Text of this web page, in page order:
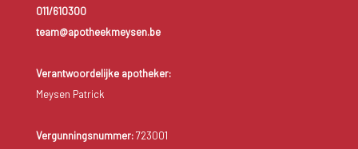
011/610300
team@apotheekmeysen.be
Verantwoordelijke apotheker:
Meysen Patrick
Vergunningsnummer:723001